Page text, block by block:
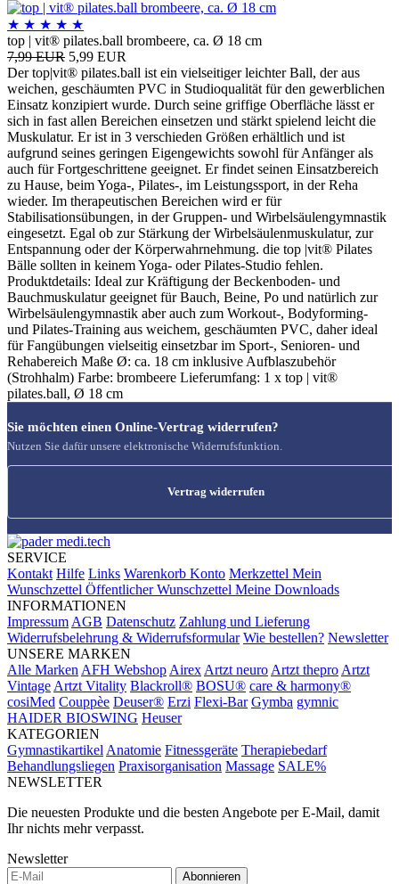
★ ★ ★ ★ ★
top | vit® pilates.ball brombeere, ca. Ø 18 cm
7,99 EUR 5,99 EUR
Der top|vit® pilates.ball ist ein vielseitiger leichter Ball, der aus
weichen, geschäumten PVC in Studioqualität für den gewerblichen
Einsatz konzipiert wurde. Durch seine griffige Oberfläche lässt er
sich in fast allen Bereichen einsetzen und stärkt spielend leicht die
Muskulatur. Er ist in 3 verschieden Größen erhältlich und ist
aufgrund seines geringen Eigengewichts sowohl für Anfänger als
auch für Fortgeschrittene geeignet. Er findet seinen Einsatzbereich
zu Hause, beim Yoga-, Pilates-, im Leistungssport, in der Reha
wieder. Im therapeutischen Bereichen wird er für
Stabilisationsübungen, in der Gruppen- und Wirbelsäulengymnastik
eingesetzt. Egal ob zur Stärkung der Wirbelsäulenmuskulatur, zur
Entspannung oder der Körperwahrnehmung. die top |vit® Pilates
Bälle sollten in keinem Yoga- oder Pilates-Studio fehlen.
Produktdetails: Ideal zur Kräftigung der Beckenboden- und
Bauchmuskulatur geeignet für Bauch, Beine, Po und natürlich zur
Wirbelsäulengymnastik aber auch zum Workout-, Bodyforming-
und Pilates-Training aus weichem, geschäumten PVC, daher ideal
für Fangübungen vielseitig einsetzbar im Sport-, Senioren- und
Rehabereich Maße Ø: ca. 18 cm inklusive Aufblaszubehör
(Strohhalm) Farbe: brombeere Lieferumfang: 1 x top | vit®
pilates.ball, Ø 18 cm
Sie möchten einen Online-Vertrag widerrufen?
Nutzen Sie dafür unsere elektronische Widerrufsfunktion.
Vertrag widerrufen
SERVICE
Kontakt Hilfe Links Warenkorb Konto Merkzettel Mein
Wunschzettel Öffentlicher Wunschzettel Meine Downloads
INFORMATIONEN
Impressum AGB Datenschutz Zahlung und Lieferung
Widerrufsbelehrung & Widerrufsformular Wie bestellen? Newsletter
UNSERE MARKEN
Alle Marken AFH Webshop Airex Artzt neuro Artzt thepro Artzt
Vintage Artzt Vitality Blackroll® BOSU® care & harmony®
cosiMed Couppèe Deuser® Erzi Flexi-Bar Gymba gymnic
HAIDER BIOSWING Heuser
KATEGORIEN
Gymnastikartikel Anatomie Fitnessgeräte Therapiebedarf
Behandlungsliegen Praxisorganisation Massage SALE%
NEWSLETTER
Die neuesten Produkte und die besten Angebote per E-Mail, damit
Ihr nichts mehr verpasst.
Newsletter
Abonnieren